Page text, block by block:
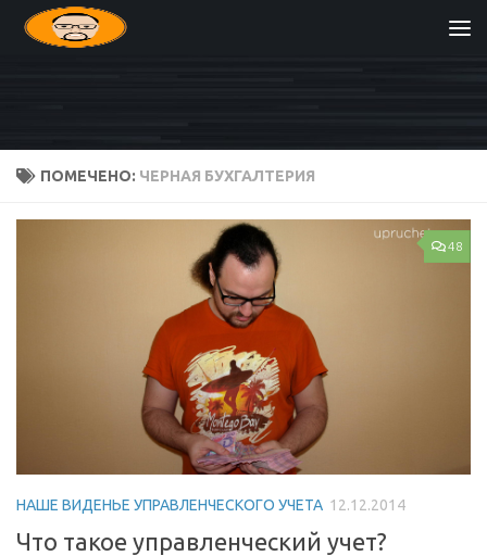
Перейти к содержимому
ПОМЕЧЕНО: ЧЕРНАЯ БУХГАЛТЕРИЯ
48
НАШЕ ВИДЕНЬЕ УПРАВЛЕНЧЕСКОГО УЧЕТА 12.12.2014
Что такое управленческий учет?